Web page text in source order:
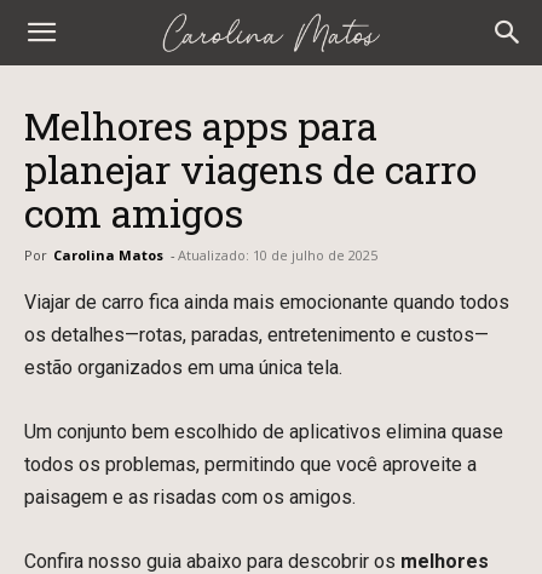
Carolina
Melhores apps para
planejar viagens de carro
com amigos
Por Carolina Matos - Atualizado: 10 de julho de 2025
Viajar de carro fica ainda mais emocionante quando todos
os detalhes—rotas, paradas, entretenimento e custos—
estão organizados em uma única tela.
Um conjunto bem escolhido de aplicativos elimina quase
todos os problemas, permitindo que você aproveite a
paisagem e as risadas com os amigos.
Confira nosso guia abaixo para descobrir os melhores